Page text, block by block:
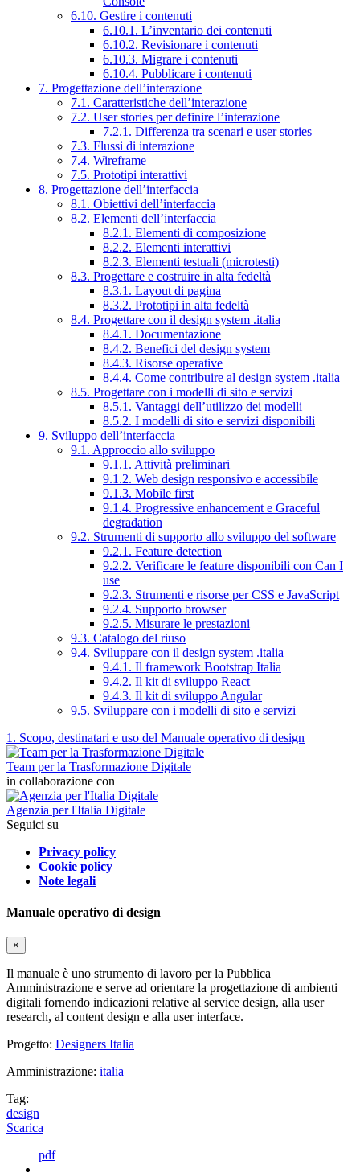
6.10. Gestire i contenuti
6.10.1. L’inventario dei contenuti
6.10.2. Revisionare i contenuti
6.10.3. Migrare i contenuti
6.10.4. Pubblicare i contenuti
7. Progettazione dell’interazione
7.1. Caratteristiche dell’interazione
7.2. User stories per definire l’interazione
7.2.1. Differenza tra scenari e user stories
7.3. Flussi di interazione
7.4. Wireframe
7.5. Prototipi interattivi
8. Progettazione dell’interfaccia
8.1. Obiettivi dell’interfaccia
8.2. Elementi dell’interfaccia
8.2.1. Elementi di composizione
8.2.2. Elementi interattivi
8.2.3. Elementi testuali (microtesti)
8.3. Progettare e costruire in alta fedeltà
8.3.1. Layout di pagina
8.3.2. Prototipi in alta fedeltà
8.4. Progettare con il design system .italia
8.4.1. Documentazione
8.4.2. Benefici del design system
8.4.3. Risorse operative
8.4.4. Come contribuire al design system .italia
8.5. Progettare con i modelli di sito e servizi
8.5.1. Vantaggi dell’utilizzo dei modelli
8.5.2. I modelli di sito e servizi disponibili
9. Sviluppo dell’interfaccia
9.1. Approccio allo sviluppo
9.1.1. Attività preliminari
9.1.2. Web design responsivo e accessibile
9.1.3. Mobile first
9.1.4. Progressive enhancement e Graceful
degradation
9.2. Strumenti di supporto allo sviluppo del software
9.2.1. Feature detection
9.2.2. Verificare le feature disponibili con Can I
use
9.2.3. Strumenti e risorse per CSS e JavaScript
9.2.4. Supporto browser
9.2.5. Misurare le prestazioni
9.3. Catalogo del riuso
9.4. Sviluppare con il design system .italia
9.4.1. Il framework Bootstrap Italia
9.4.2. Il kit di sviluppo React
9.4.3. Il kit di sviluppo Angular
9.5. Sviluppare con i modelli di sito e servizi
1. Scopo, destinatari e uso del Manuale operativo di design
Team per la Trasformazione Digitale
in collaborazione con
Agenzia per l'Italia Digitale
Seguici su
Privacy policy
Cookie policy
Note legali
Manuale operativo di design
×
Il manuale è uno strumento di lavoro per la Pubblica
Amministrazione e serve ad orientare la progettazione di ambienti
digitali fornendo indicazioni relative al service design, alla user
research, al content design e alla user interface.
Progetto: Designers Italia
Amministrazione: italia
Tag:
design
Scarica
pdf